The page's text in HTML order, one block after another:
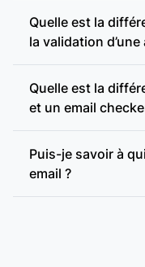
Domaine accept-
Vérification des
Quelle est la
la validation
Quelle est la
et un email
Puis-je savoir à
email ?